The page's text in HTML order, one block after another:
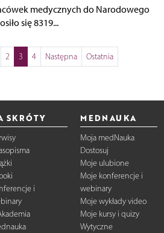
medycznych do Narodowego
się 8319...
2 3 4 Następna Ostatnia
SKRÓTY
i
MEDNAUKA
Moja medNauka
Dostosuj
Moje ulubione
Moje konferencje i
webinary
Moje wykłady video
Moje kursy i quizy
Wytyczne